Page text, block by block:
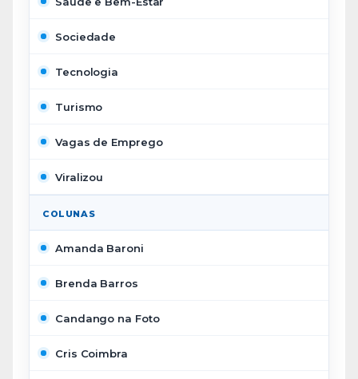
Sociedade
Tecnologia
Turismo
Vagas de Emprego
Viralizou
COLUNAS
Amanda Baroni
Brenda Barros
Candango na Foto
Cris Coimbra